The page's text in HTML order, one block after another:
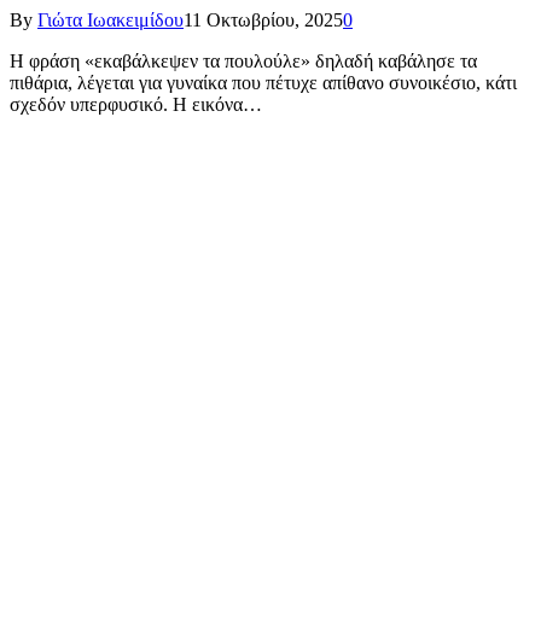
By Γιώτα Ιωακειμίδου11 Οκτωβρίου, 20250
Η φράση «εκαβάλκεψεν τα πουλούλε» δηλαδή καβάλησε τα
πιθάρια, λέγεται για γυναίκα που πέτυχε απίθανο συνοικέσιο, κάτι
σχεδόν υπερφυσικό. Η εικόνα…